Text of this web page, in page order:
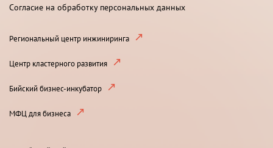
Согласие на обработку персональных данных
Региональный центр инжиниринга
Центр кластерного развития
Бийский бизнес-инкубатор
МФЦ для бизнеса